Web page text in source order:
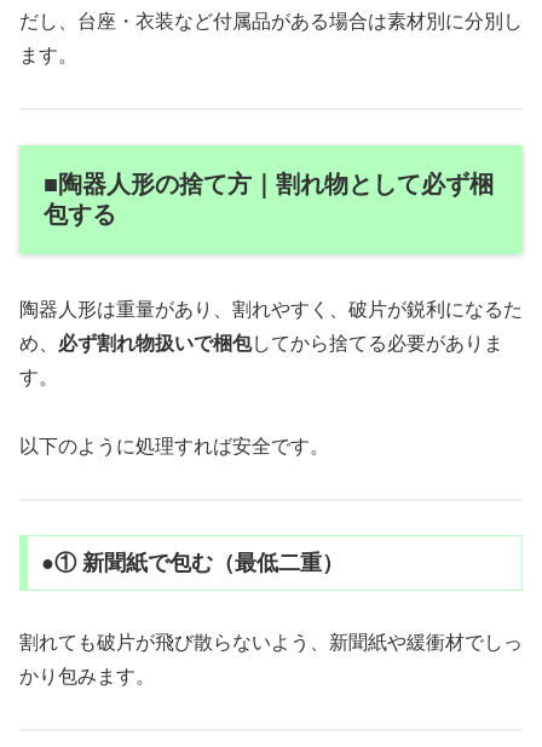
だし、台座・衣装など付属品がある場合は素材別に分別し
ます。
■陶器人形の捨て方｜割れ物として必ず梱
包する
陶器人形は重量があり、割れやすく、破片が鋭利になるた
め、 必ず割れ物扱いで梱包してから捨てる必要がありま
す。
以下のように処理すれば安全です。
●① 新聞紙で包む（最低二重）
割れても破片が飛び散らないよう、新聞紙や緩衝材でしっ
かり包みます。